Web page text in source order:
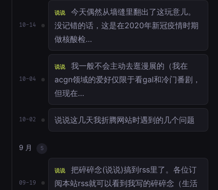
10-14
说说
今天偶然从墙缝里翻出了这玩意儿。
没记错的话，这是在2020年新冠疫情时期
做核酸检…
10-04
说说
我一般不会主动去逛漫展的（我在
acgn领域的爱好仅限于看gal和冷门番剧，
但现在…
10-02 说说这几天我折腾网站时遇到的几个问题
9 月 5
09-19
说说
把碎碎念(说说)搞到rss里了。各位订
阅本站rss就可以看到我写的碎碎念（生活